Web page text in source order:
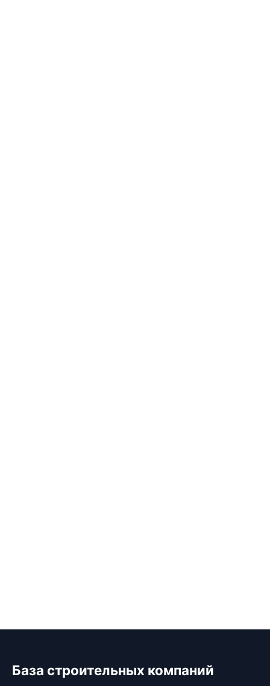
База строительных компаний